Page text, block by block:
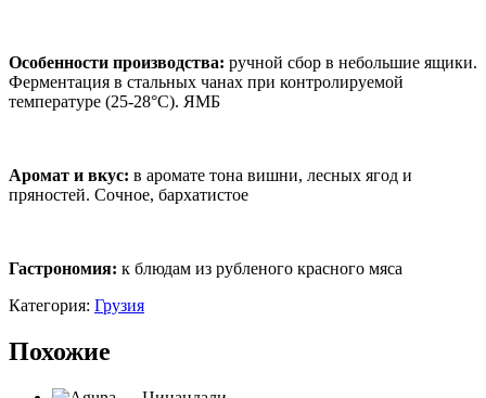
Особенности производства: ручной сбор в небольшие ящики.
Ферментация в стальных чанах при контролируемой
температуре (25-28°С). ЯМБ
Аромат и вкус: в аромате тона вишни, лесных ягод и
пряностей. Сочное, бархатистое
Гастрономия: к блюдам из рубленого красного мяса
Категория: Грузия
Похожие